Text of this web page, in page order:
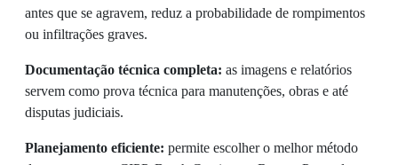
antes que se agravem, reduz a probabilidade de rompimentos
ou infiltrações graves.
Documentação técnica completa: as imagens e relatórios
servem como prova técnica para manutenções, obras e até
disputas judiciais.
Planejamento eficiente: permite escolher o melhor método